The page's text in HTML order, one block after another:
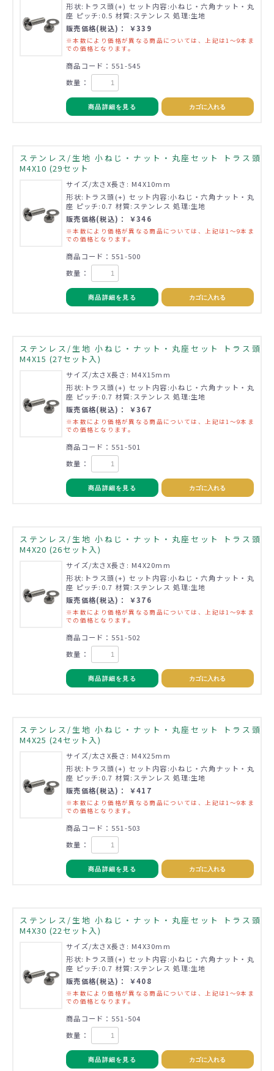
形状:トラス頭(+) セット内容:小ねじ・六角ナット・丸
座 ピッチ:0.5 材質:ステンレス 処理:生地
販売価格(税込)： ￥339
※本数により価格が異なる商品については、上記は1～9本ま
での価格となります。
商品コード：551-545
数量：
商品詳細を見る カゴに入れる
ステンレス/生地 小ねじ・ナット・丸座セット トラス頭
M4X10 (29セット
サイズ/太さX長さ: M4X10mm
形状:トラス頭(+) セット内容:小ねじ・六角ナット・丸
座 ピッチ:0.7 材質:ステンレス 処理:生地
販売価格(税込)： ￥346
※本数により価格が異なる商品については、上記は1～9本ま
での価格となります。
商品コード：551-500
数量：
商品詳細を見る カゴに入れる
ステンレス/生地 小ねじ・ナット・丸座セット トラス頭
M4X15 (27セット入)
サイズ/太さX長さ: M4X15mm
形状:トラス頭(+) セット内容:小ねじ・六角ナット・丸
座 ピッチ:0.7 材質:ステンレス 処理:生地
販売価格(税込)： ￥367
※本数により価格が異なる商品については、上記は1～9本ま
での価格となります。
商品コード：551-501
数量：
商品詳細を見る カゴに入れる
ステンレス/生地 小ねじ・ナット・丸座セット トラス頭
M4X20 (26セット入)
サイズ/太さX長さ: M4X20mm
形状:トラス頭(+) セット内容:小ねじ・六角ナット・丸
座 ピッチ:0.7 材質:ステンレス 処理:生地
販売価格(税込)： ￥376
※本数により価格が異なる商品については、上記は1～9本ま
での価格となります。
商品コード：551-502
数量：
商品詳細を見る カゴに入れる
ステンレス/生地 小ねじ・ナット・丸座セット トラス頭
M4X25 (24セット入)
サイズ/太さX長さ: M4X25mm
形状:トラス頭(+) セット内容:小ねじ・六角ナット・丸
座 ピッチ:0.7 材質:ステンレス 処理:生地
販売価格(税込)： ￥417
※本数により価格が異なる商品については、上記は1～9本ま
での価格となります。
商品コード：551-503
数量：
商品詳細を見る カゴに入れる
ステンレス/生地 小ねじ・ナット・丸座セット トラス頭
M4X30 (22セット入)
サイズ/太さX長さ: M4X30mm
形状:トラス頭(+) セット内容:小ねじ・六角ナット・丸
座 ピッチ:0.7 材質:ステンレス 処理:生地
販売価格(税込)： ￥408
※本数により価格が異なる商品については、上記は1～9本ま
での価格となります。
商品コード：551-504
数量：
商品詳細を見る カゴに入れる